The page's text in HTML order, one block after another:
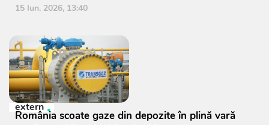
15 Iun. 2026, 13:40
extern
România scoate gaze din depozite în plină vară